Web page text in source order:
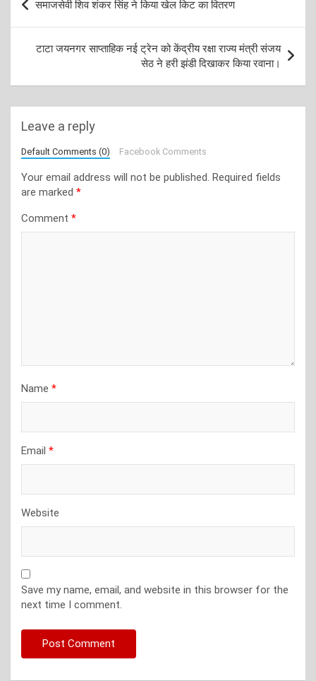
navigation
समाजसेवी शिव शंकर सिंह ने किया खेल किट का वितरण
टाटा जयनगर साप्ताहिक नई ट्रेन को केंद्रीय रक्षा राज्य मंत्री संजय
सेठ ने हरी झंडी दिखाकर किया रवाना।
Leave a reply
Default Comments (0) Facebook Comments
Your email address will not be published. Required fields
are marked *
Comment *
Name *
Email *
Website
Save my name, email, and website in this browser for the
next time I comment.